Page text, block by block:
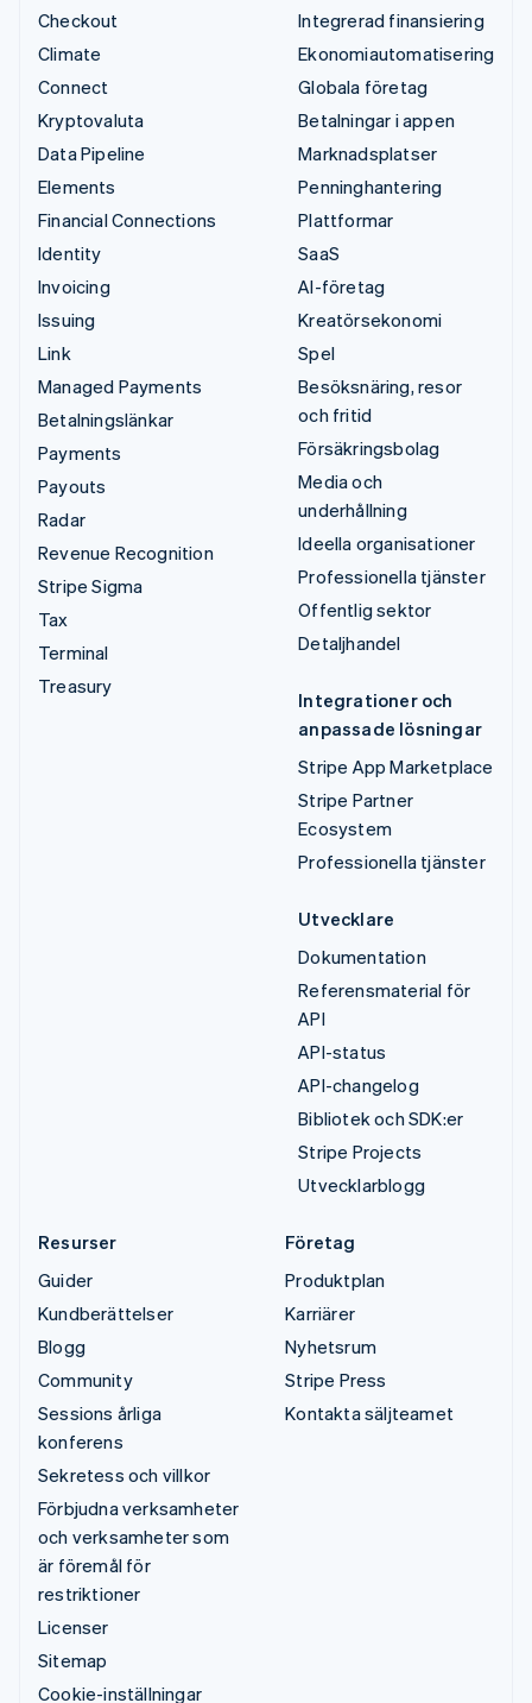
Checkout
Climate
Connect
Kryptovaluta
Data Pipeline
Elements
Financial Connections
Identity
Invoicing
Issuing
Link
Managed Payments
Betalningslänkar
Payments
Payouts
Radar
Revenue Recognition
Stripe Sigma
Tax
Terminal
Treasury
Integrerad finansiering
Ekonomiautomatisering
Globala företag
Betalningar i appen
Marknadsplatser
Penninghantering
Plattformar
SaaS
AI-företag
Kreatörsekonomi
Spel
Besöksnäring, resor
och fritid
Försäkringsbolag
Media och
underhållning
Ideella organisationer
Professionella tjänster
Offentlig sektor
Detaljhandel
Integrationer och
anpassade lösningar
Stripe App Marketplace
Stripe Partner
Ecosystem
Professionella tjänster
Utvecklare
Dokumentation
Referensmaterial för
API
API-status
API-changelog
Bibliotek och SDK:er
Stripe Projects
Utvecklarblogg
Resurser
Guider
Kundberättelser
Blogg
Community
Sessions årliga
konferens
Sekretess och villkor
Förbjudna verksamheter
och verksamheter som
är föremål för
restriktioner
Licenser
Sitemap
Cookie-inställningar
Företag
Produktplan
Karriärer
Nyhetsrum
Stripe Press
Kontakta säljteamet